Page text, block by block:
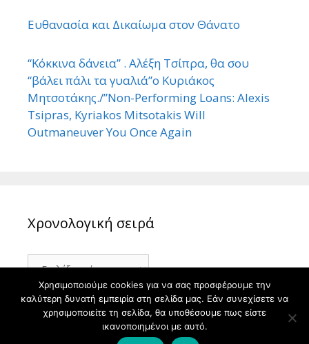
Ευθανασία και Δικαίωμα στον Θάνατο
“Κόκκινα δάνεια” . Αλέξη Τσίπρα, θα σου
“βάλει πάλι τα γυαλιά”ο Κυριάκος
Μητσοτάκης./”Non-Performing Loans: Alexis
Tsipras, Kyriakos Mitsotakis Will
Outmaneuver You Once Again
Χρονολογική σειρά
Χρονολογική
σειρά
Χρησιμοποιούμε cookies για να σας προσφέρουμε την
καλύτερη δυνατή εμπειρία στη σελίδα μας. Εάν συνεχίσετε να
χρησιμοποιείτε τη σελίδα, θα υποθέσουμε πως είστε
ικανοποιημένοι με αυτό.